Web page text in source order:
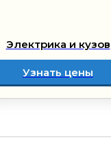
Электрика и кузов
Узнать цены